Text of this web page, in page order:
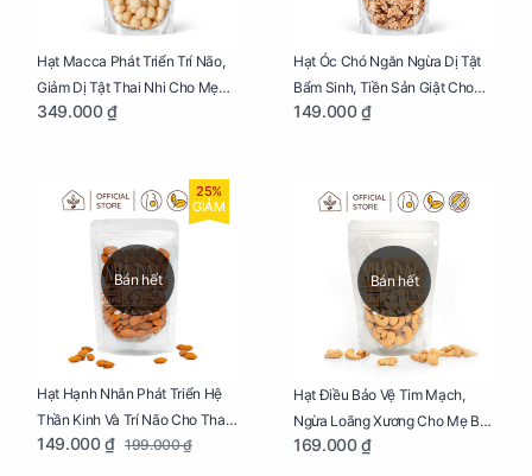
Hạt Macca Phát Triển Trí Não,
Giảm Dị Tật Thai Nhi Cho Mẹ
Bầu Túi 250g
349.000 ₫
Hạt Óc Chó Ngăn Ngừa Dị Tật
Bẩm Sinh, Tiền Sản Giật Cho
Mẹ Bầu Túi 250g
149.000 ₫
Bán hết
25%
GIẢM
Hạt Hạnh Nhân Phát Triển Hệ
Thần Kinh Và Trí Não Cho Thai
Nhi Túi 250g
149.000 ₫ 199.000 ₫
Bán hết
Hạt Điều Bảo Vệ Tim Mạch,
Ngừa Loãng Xương Cho Mẹ Bầu
Túi 250g
169.000 ₫